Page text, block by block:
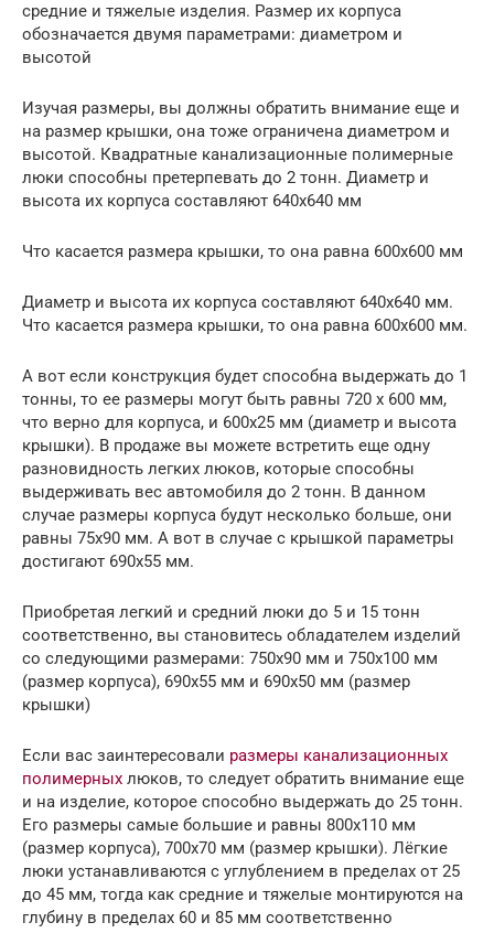
средние и тяжелые изделия. Размер их корпуса
обозначается двумя параметрами: диаметром и
высотой
Изучая размеры, вы должны обратить внимание еще и
на размер крышки, она тоже ограничена диаметром и
высотой. Квадратные канализационные полимерные
люки способны претерпевать до 2 тонн. Диаметр и
высота их корпуса составляют 640х640 мм
Что касается размера крышки, то она равна 600х600 мм
Диаметр и высота их корпуса составляют 640х640 мм.
Что касается размера крышки, то она равна 600х600 мм.
А вот если конструкция будет способна выдержать до 1
тонны, то ее размеры могут быть равны 720 x 600 мм,
что верно для корпуса, и 600х25 мм (диаметр и высота
крышки). В продаже вы можете встретить еще одну
разновидность легких люков, которые способны
выдерживать вес автомобиля до 2 тонн. В данном
случае размеры корпуса будут несколько больше, они
равны 75х90 мм. А вот в случае с крышкой параметры
достигают 690х55 мм.
Приобретая легкий и средний люки до 5 и 15 тонн
соответственно, вы становитесь обладателем изделий
со следующими размерами: 750х90 мм и 750х100 мм
(размер корпуса), 690х55 мм и 690х50 мм (размер
крышки)
Если вас заинтересовали размеры канализационных
полимерных люков, то следует обратить внимание еще
и на изделие, которое способно выдержать до 25 тонн.
Его размеры самые большие и равны 800х110 мм
(размер корпуса), 700х70 мм (размер крышки). Лёгкие
люки устанавливаются с углублением в пределах от 25
до 45 мм, тогда как средние и тяжелые монтируются на
глубину в пределах 60 и 85 мм соответственно